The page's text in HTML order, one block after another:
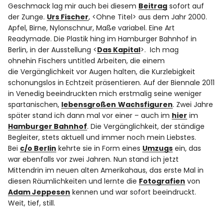
Geschmack lag mir auch bei diesem Beitrag sofort auf
der Zunge. Urs Fischer, <Ohne Titel> aus dem Jahr 2000.
Apfel, Birne, Nylonschnur, Maße variabel. Eine Art
Readymade. Die Plastik hing im Hamburger Bahnhof in
Berlin, in der Ausstellung <Das Kapital>. Ich mag
ohnehin Fischers untitled Arbeiten, die einem
die Vergänglichkeit vor Augen halten, die Kurzlebigkeit
schonungslos in Echtzeit präsentieren. Auf der Biennale 2011
in Venedig beeindruckten mich erstmalig seine weniger
spartanischen, lebensgroßen Wachsfiguren. Zwei Jahre
später stand ich dann mal vor einer – auch im hier im
Hamburger Bahnhof. Die Vergänglichkeit, der ständige
Begleiter, stets aktuell und immer noch mein Liebstes.
Bei c/o Berlin kehrte sie in Form eines Umzugs ein, das
war ebenfalls vor zwei Jahren. Nun stand ich jetzt
Mittendrin im neuen alten Amerikahaus, das erste Mal in
diesen Räumlichkeiten und lernte die Fotografien von
Adam Jeppesen kennen und war sofort beeindruckt.
Weit, tief, still.